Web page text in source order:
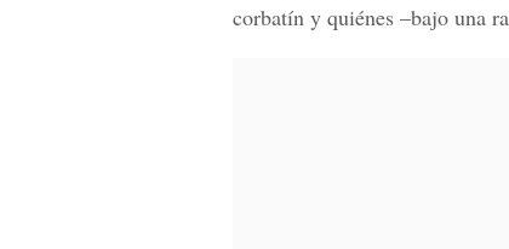
corbatín y quiénes –bajo una